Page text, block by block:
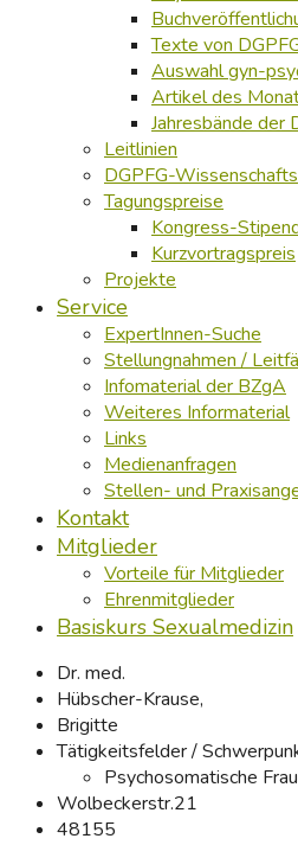
Texte von
Auswahl gyn-
Artikel des
Jahresbände der
Leitlinien
DGPFG-
Tagungspreise
Kongress-
Kurzvortragspreis
Projekte
Service
ExpertInnen-Suche
Stellungnahmen /
Infomaterial der BZgA
Weiteres Informaterial
Links
Medienanfragen
Stellen- und
Kontakt
Mitglieder
Vorteile für Mitglieder
Ehrenmitglieder
Basiskurs Sexualmedizin
Dr. med.
Hübscher-Krause,
Brigitte
Tätigkeitsfelder /
Psychosomatische
Wolbeckerstr.21
48155